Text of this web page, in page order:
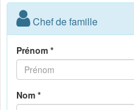
Chef de famille
Prénom *
Nom *